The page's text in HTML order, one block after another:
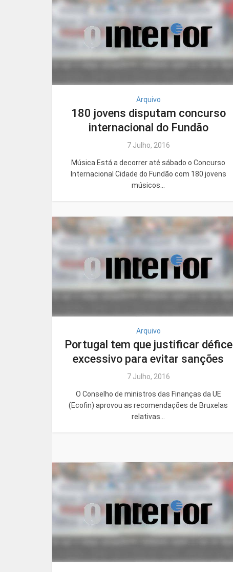
Arquivo
180 jovens disputam concurso
internacional do Fundão
7 Julho, 2016
Música Está a decorrer até sábado o Concurso
Internacional Cidade do Fundão com 180 jovens
músicos...
Arquivo
Portugal tem que justificar défice
excessivo para evitar sanções
7 Julho, 2016
O Conselho de ministros das Finanças da UE
(Ecofin) aprovou as recomendações de Bruxelas
relativas...